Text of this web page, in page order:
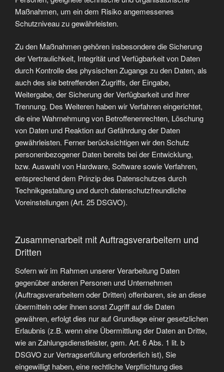
Maßnahmen, um ein dem Risiko angemessenes
Schutzniveau zu gewährleisten.
Zu den Maßnahmen gehören insbesondere die Sicherung
der Vertraulichkeit, Integrität und Verfügbarkeit von Daten
durch Kontrolle des physischen Zugangs zu den Daten, als
auch des sie betreffenden Zugriffs, der Eingabe,
Weitergabe, der Sicherung der Verfügbarkeit und ihrer
Trennung. Des Weiteren haben wir Verfahren eingerichtet,
die eine Wahrnehmung von Betroffenenrechten, Löschung
von Daten und Reaktion auf Gefährdung der Daten
gewährleisten. Ferner berücksichtigen wir den Schutz
personenbezogener Daten bereits bei der Entwicklung,
bzw. Auswahl von Hardware, Software sowie Verfahren,
entsprechend dem Prinzip des Datenschutzes durch
Technikgestaltung und durch datenschutzfreundliche
Voreinstellungen (Art. 25 DSGVO).
Zusammenarbeit mit Auftragsverarbeitern und
Dritten
Sofern wir im Rahmen unserer Verarbeitung Daten
gegenüber anderen Personen und Unternehmen
(Auftragsverarbeitern oder Dritten) offenbaren, sie an diese
übermitteln oder ihnen sonst Zugriff auf die Daten
gewähren, erfolgt dies nur auf Grundlage einer gesetzlichen
Erlaubnis (z.B. wenn eine Übermittlung der Daten an Dritte,
wie an Zahlungsdienstleister, gem. Art. 6 Abs. 1 lit. b
DSGVO zur Vertragserfüllung erforderlich ist), Sie
eingewilligt haben, eine rechtliche Verpflichtung dies